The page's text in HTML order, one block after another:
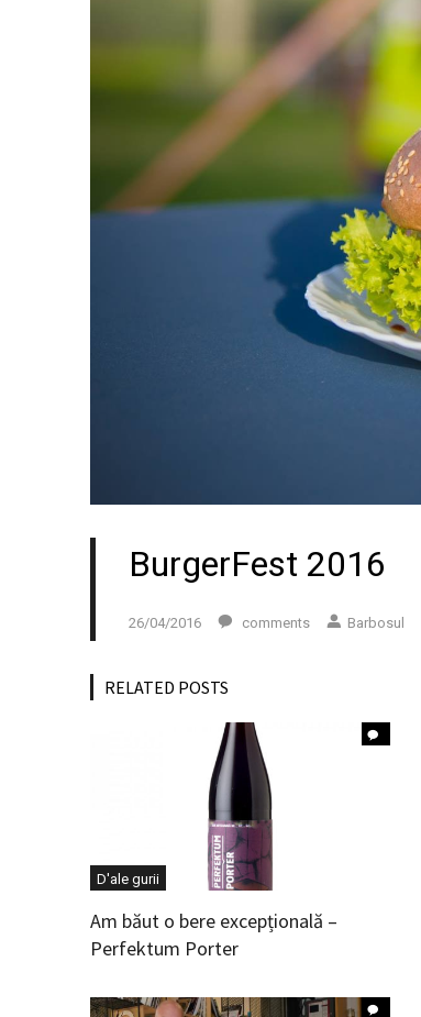
BurgerFest 2016
26/04/2016 comments Barbosul
RELATED POSTS
D'ale gurii
Am băut o bere excepțională –
Perfektum Porter